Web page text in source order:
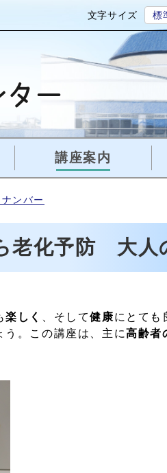
文字サイズ 標
講座案内
ンバー
老化予防 大人
楽しく 、そして健康にとても
う。この講座は、主に高齢者